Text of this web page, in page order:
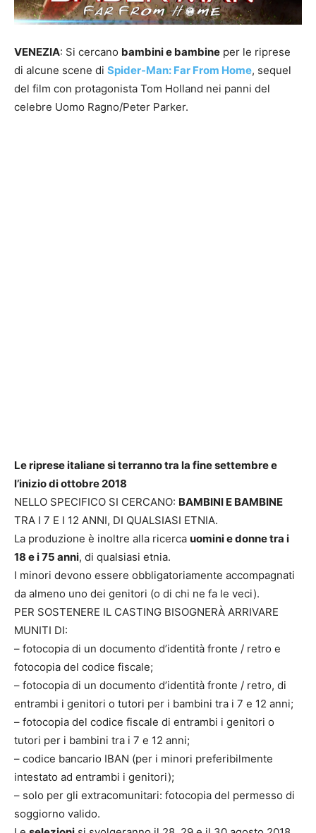
VENEZIA: Si cercano bambini e bambine per le riprese
di alcune scene di Spider-Man: Far From Home, sequel
del film con protagonista Tom Holland nei panni del
celebre Uomo Ragno/Peter Parker.
Le riprese italiane si terranno tra la fine settembre e
l’inizio di ottobre 2018
NELLO SPECIFICO SI CERCANO: BAMBINI E BAMBINE
TRA I 7 E I 12 ANNI, DI QUALSIASI ETNIA.
La produzione è inoltre alla ricerca uomini e donne tra i
18 e i 75 anni, di qualsiasi etnia.
I minori devono essere obbligatoriamente accompagnati
da almeno uno dei genitori (o di chi ne fa le veci).
PER SOSTENERE IL CASTING BISOGNERÀ ARRIVARE
MUNITI DI:
– fotocopia di un documento d’identità fronte / retro e
fotocopia del codice fiscale;
– fotocopia di un documento d’identità fronte / retro, di
entrambi i genitori o tutori per i bambini tra i 7 e 12 anni;
– fotocopia del codice fiscale di entrambi i genitori o
tutori per i bambini tra i 7 e 12 anni;
– codice bancario IBAN (per i minori preferibilmente
intestato ad entrambi i genitori);
– solo per gli extracomunitari: fotocopia del permesso di
soggiorno valido.